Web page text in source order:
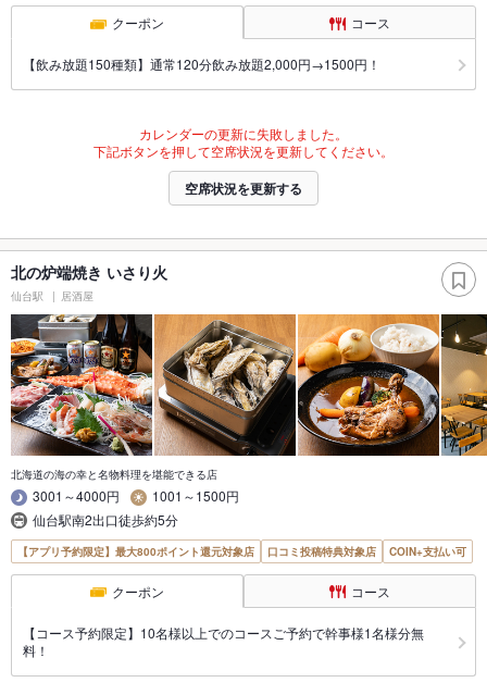
クーポン コース
【飲み放題150種類】通常120分飲み放題2,000円→1500円！
カレンダーの更新に失敗しました。
下記ボタンを押して空席状況を更新してください。
空席状況を更新する
北の炉端焼き いさり火
仙台駅 居酒屋
北海道の海の幸と名物料理を堪能できる店
3001～4000円
1001～1500円
仙台駅南2出口徒歩約5分
【アプリ予約限定】最大800ポイント還元対象店 口コミ投稿特典対象店 COIN+支払い可
クーポン コース
【コース予約限定】10名様以上でのコースご予約で幹事様1名様分無
料！